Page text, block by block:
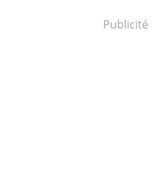
Publicité